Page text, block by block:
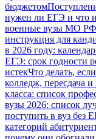
бюджетом
нужен ли ЕГЭ и что
военные вузы МО РФ
инструкция для
в 2026 году:
ЕГЭ: срок годности
истекЧто делать,
колледж, пересдача
класса: список
вузы 2026: список
поступить в вуз без
категорий